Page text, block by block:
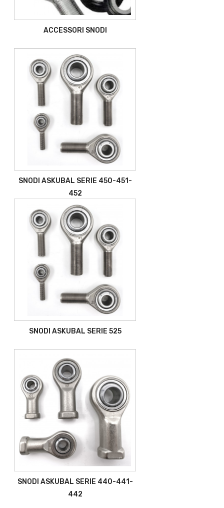
ACCESSORI SNODI
SNODI ASKUBAL SERIE 450-451-
452
SNODI ASKUBAL SERIE 525
SNODI ASKUBAL SERIE 440-441-
442